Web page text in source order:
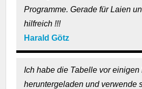
Programme.Gerade für Laien
hilfreich !!!
Harald Götz
Ich habe die Tabelle vor einigen
heruntergeladen und verwende